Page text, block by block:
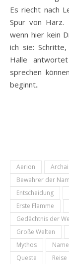
Es riecht nach
Spur von Harz.
wenn hier kein
ich sie:
Halle
sprechen
beginnt..
Aerion
Bewahrer der
Entscheidung
Erste Flamme
Gedächtnis der
Große Welten
Mythos
Queste
Reise